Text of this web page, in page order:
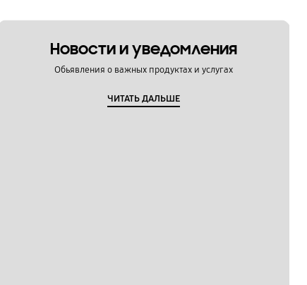
Новости и уведомления
Обьявления о важных продуктах и услугах
ЧИТАТЬ ДАЛЬШЕ